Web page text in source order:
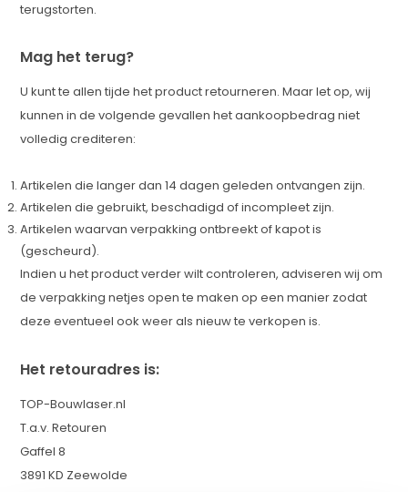
terugstorten.
Mag het terug?
U kunt te allen tijde het product retourneren. Maar let op, wij
kunnen in de volgende gevallen het aankoopbedrag niet
volledig crediteren:
Artikelen die langer dan 14 dagen geleden ontvangen zijn.
Artikelen die gebruikt, beschadigd of incompleet zijn.
Artikelen waarvan verpakking ontbreekt of kapot is
(gescheurd).
Indien u het product verder wilt controleren, adviseren wij om
de verpakking netjes open te maken op een manier zodat
deze eventueel ook weer als nieuw te verkopen is.
Het retouradres is:
TOP-Bouwlaser.nl
T.a.v. Retouren
Gaffel 8
3891 KD Zeewolde